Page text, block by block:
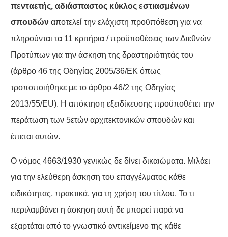
πενταετής, αδιάσπαστος κύκλος εστιασμένων
σπουδώναποτελεί την ελάχιστη προϋπόθεση για να
πληρούνται τα 11 κριτήρια / προϋποθέσεις των Διεθνών
Προτύπων για την άσκηση της δραστηριότητάς του
(άρθρο 46 της Οδηγίας 2005/36/ΕΚ όπως
τροποποιήθηκε με το άρθρο 46/2 της Οδηγίας
2013/55/EU). Η απόκτηση εξειδίκευσης προϋποθέτει την
περάτωση των 5ετών αρχιτεκτονικών σπουδών και
έπεται αυτών.
Ο νόμος 4663/1930 γενικώς δε δίνει δικαιώματα. Μιλάει
για την ελεύθερη άσκηση του επαγγέλματος κάθε
ειδικότητας, πρακτικά, για τη χρήση του τίτλου. Το τι
περιλαμβάνει η άσκηση αυτή δε μπορεί παρά να
εξαρτάται από το γνωστικό αντικείμενο της κάθε